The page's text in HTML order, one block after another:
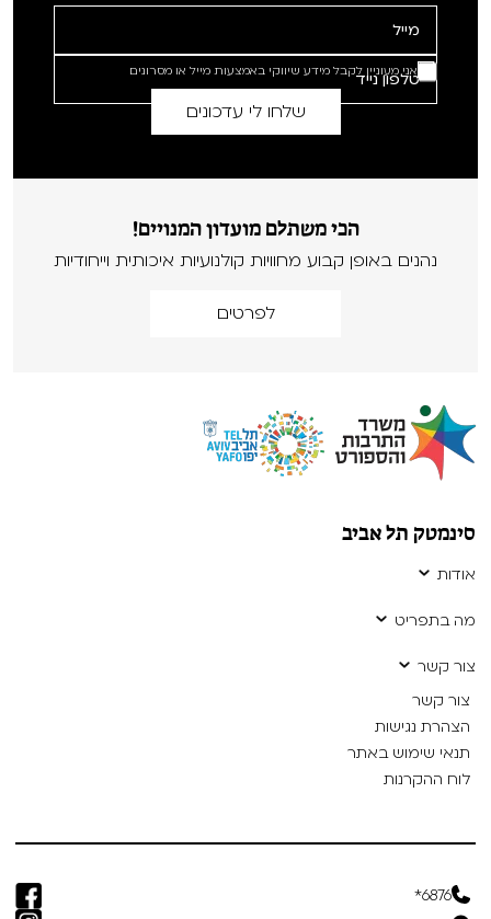
אני מעוניין לקבל מידע שיווקי באמצעות מייל או מסרונים
הכי משתלם מועדון המנויים!
נהנים באופן קבוע מחוויות קולנועיות איכותית וייחודיות
לפרטים
סינמטק תל אביב
אודות
מה בתפריט
צור קשר
צור קשר
הצהרת נגישות
תנאי שימוש באתר
לוח ההקרנות
6876*